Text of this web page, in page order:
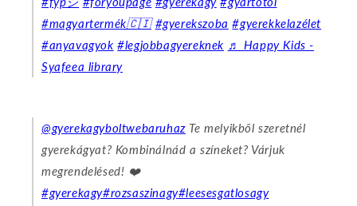
#magyartermék🇨🇮 #gyerekszoba #gyerekkelazélet
#anyavagyok #legjobbagyereknek ♬ Happy Kids -
Syafeea library
@gyerekagyboltwebaruhazTe melyikből szeretnél
gyerekágyat? Kombinálnád a színeket? Várjuk
megrendelésed! ❤️
#gyerekagy#rozsaszinagy#leesesgatlosagy